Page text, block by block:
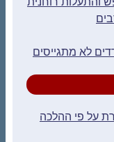
לא מתגייסים
על פי ההלכה